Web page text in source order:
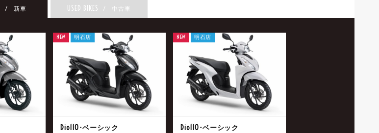
/ 新車 USED BIKES / 中古車
Dio110･ベーシック
NEW 明石店
Dio110･ベーシック
NEW 明石店